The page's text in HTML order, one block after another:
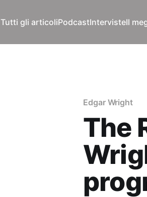
Tutti gli articoliPodcastIntervisteIl
Edgar Wright
The